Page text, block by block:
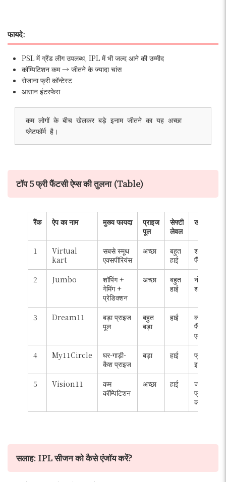
फायदे:
PSL में ग्रैंड लीग उपलब्ध, IPL में भी जल्द आने की उम्मीद
कॉम्पिटिशन कम → जीतने के ज्यादा चांस
रोजाना फ्री कॉन्टेस्ट
आसान इंटरफेस
कम लोगों के बीच खेलकर बड़े इनाम जीतने का यह अच्छा
प्लेटफॉर्म है।
टॉप 5 फ्री फैंटसी ऐप्स की तुलना (Table)
रैंक ऐप का नाम मुख्य फायदा
प्राइज
पूल
सेफ्टी
लेवल
खास फीचर
1
Virtual
kart
सबसे स्मूथ
एक्सपीरियंस
अच्छा
बहुत
हाई
शॉपिंग +
फैंटसी
2
Jumbo
शॉपिंग +
गेमिंग +
प्रेडिक्शन
अच्छा
बहुत
हाई
नो रिस्क
शॉपिंग मनी
3 Dream11
बड़ा प्राइज
पूल
बहुत
बड़ा
हाई
क्लासिक
फैंटसी
एक्सपीरियंस
4
My11Circle
घर-गाड़ी-
कैश प्राइज
बड़ा हाई
फ्री में बड़े
इनाम
5
Vision11
कम
कॉम्पिटिशन
अच्छा हाई
ज्यादातर
फ्री
कॉन्टेस्ट
सलाह: IPL सीजन को कैसे एंजॉय करें?